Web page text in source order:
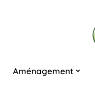
Aménagement